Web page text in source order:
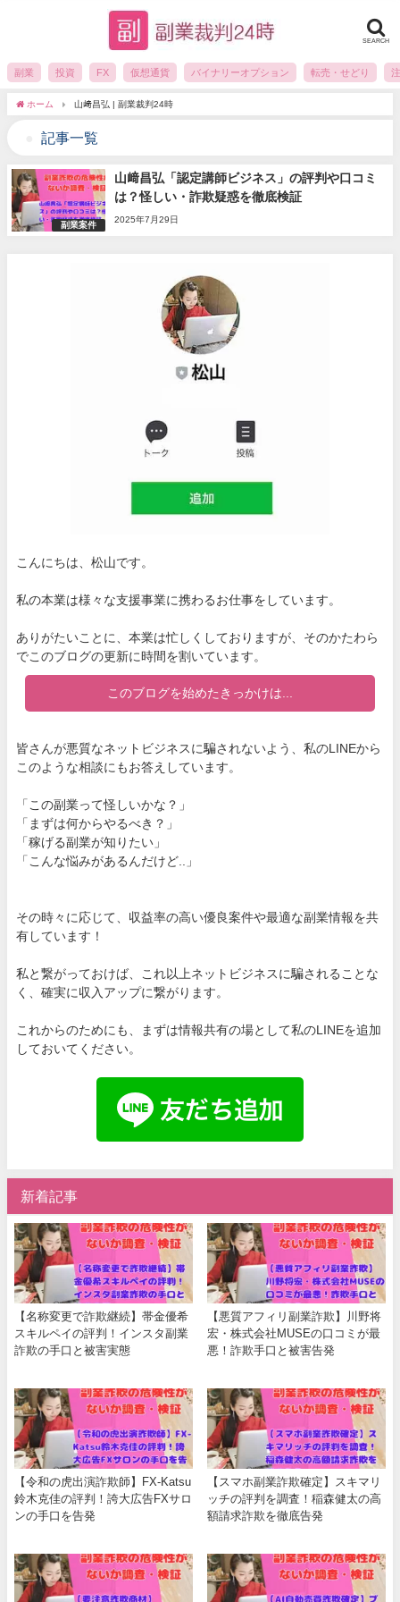
SEARCH
副業 投資 FX 仮想通貨 バイナリーオプション 転売・せどり
ホーム 山﨑昌弘 | 副業裁判24時
記事一覧
副業案件
山﨑昌弘「認定講師ビジネス」の評判や口コミ
は？怪しい・詐欺疑惑を徹底検証
2025年7月29日
こんにちは、松山です。
私の本業は様々な支援事業に携わるお仕事をしています。
ありがたいことに、本業は忙しくしておりますが、そのかたわら
でこのブログの更新に時間を割いています。
このブログを始めたきっかけは...
皆さんが悪質なネットビジネスに騙されないよう、私のLINEから
このような相談にもお答えしています。
「この副業って怪しいかな？」
「まずは何からやるべき？」
「稼げる副業が知りたい」
「こんな悩みがあるんだけど..」
その時々に応じて、収益率の高い優良案件や最適な副業情報を共
有しています！
私と繋がっておけば、これ以上ネットビジネスに騙されることな
く、確実に収入アップに繋がります。
これからのためにも、まずは情報共有の場として私のLINEを追加
しておいてください。
新着記事
【名称変更で詐欺継続】帯金優希
スキルペイの評判！インスタ副業
詐欺の手口と被害実態
【悪質アフィリ副業詐欺】川野将
宏・株式会社MUSEの口コミが最
悪！詐欺手口と被害告発
【令和の虎出演詐欺師】FX-Katsu
鈴木克佳の評判！誇大広告FXサロ
ンの手口を告発
【スマホ副業詐欺確定】スキマリ
ッチの評判を調査！稲森健太の高
額請求詐欺を徹底告発